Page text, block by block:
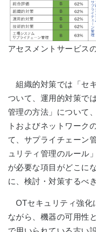
アセスメントサービス
組織的対策では「セ
ついて、運用的対策で
管理の方法」について
トおよびネットワーク
て、サプライチェーン
ュリティ管理のルール
が必要な項目がどこに
に、検討・対策するべ
OTセキュリティ強化
ながら、機器の可用性